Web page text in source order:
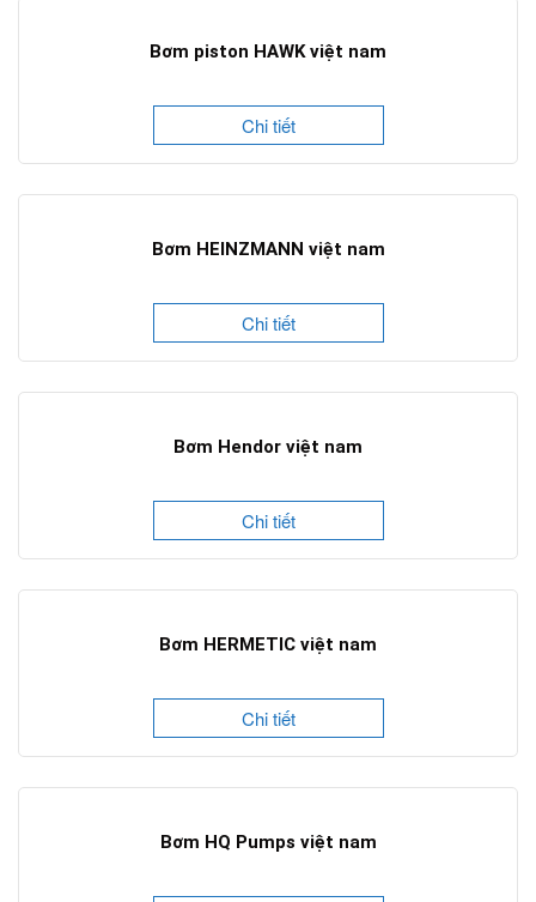
Bơm piston HAWK việt nam
Chi tiết
Bơm HEINZMANN việt nam
Chi tiết
Bơm Hendor việt nam
Chi tiết
Bơm HERMETIC việt nam
Chi tiết
Bơm HQ Pumps việt nam